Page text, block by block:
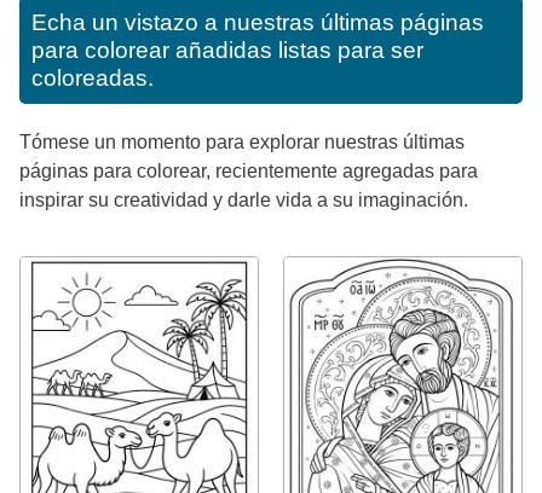
Echa un vistazo a nuestras últimas páginas
para colorear añadidas listas para ser
coloreadas.
Tómese un momento para explorar nuestras últimas
páginas para colorear, recientemente agregadas para
inspirar su creatividad y darle vida a su imaginación.